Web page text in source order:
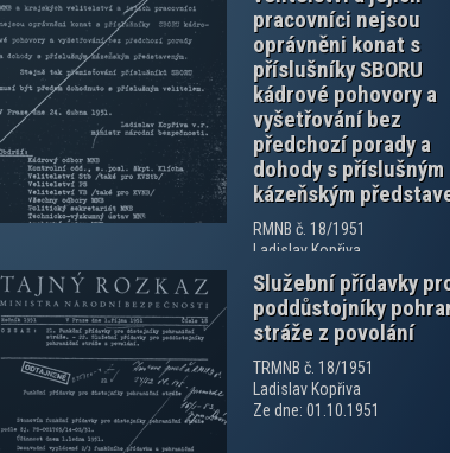
pracovníci nejsou
oprávněni konat s
příslušníky SBORU
kádrové pohovory a
vyšetřování bez
předchozí porady a
dohody s příslušným
kázeňským
RMNB č. 18/1951
Ladislav Kopřiva
Ze dne: 24.04.1951
Služební přídavky
poddůstojníky
stráže z povolání
TRMNB č. 18/1951
Ladislav Kopřiva
Ze dne: 01.10.1951
zobrazit PDF dokument
zobrazit PDF dokument